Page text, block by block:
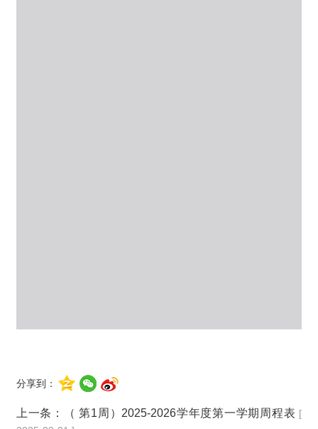
分享到：
上一条： （ 第1周）2025-2026学年度第一学期周程表 [